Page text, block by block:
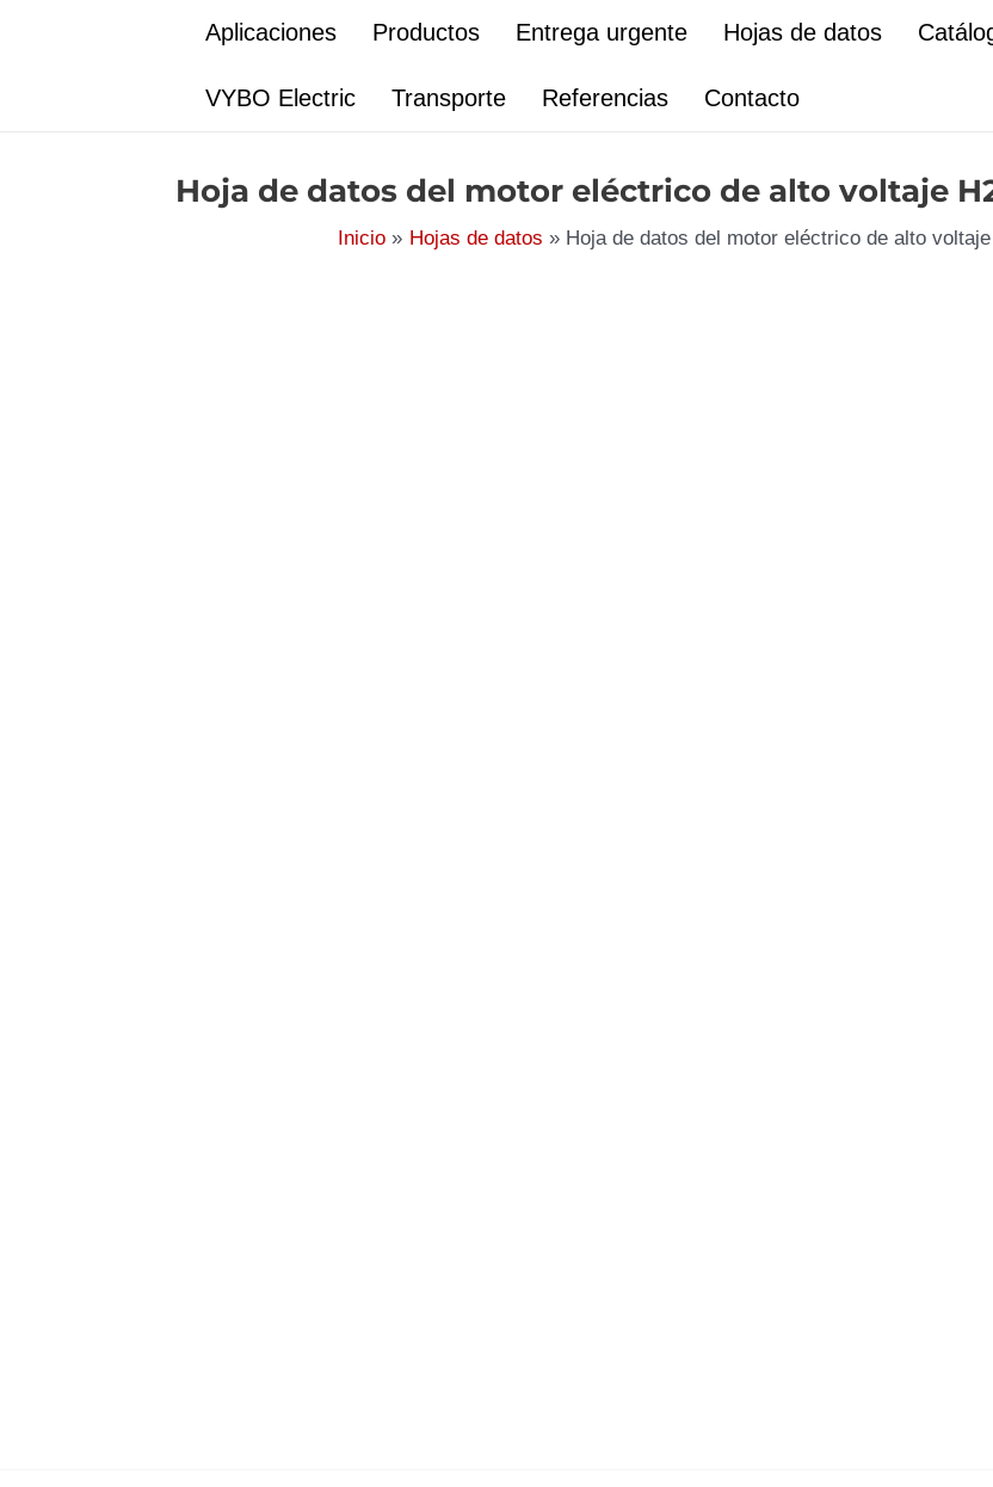
Aplicaciones Productos Entrega urgente Hojas de datos
VYBO Electric Transporte Referencias Contacto
Hoja de datos del motor eléctrico de alto voltaje
Inicio Hojas de datos Hoja de datos del motor eléctrico de alto